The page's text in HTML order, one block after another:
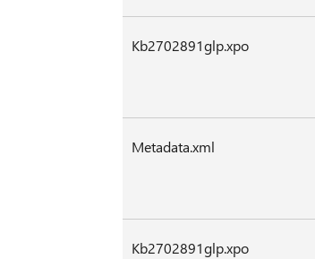
Kb2702891glp.xpo
Metadata.xml
Kb2702891glp.xpo